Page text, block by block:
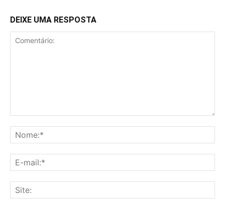
DEIXE UMA RESPOSTA